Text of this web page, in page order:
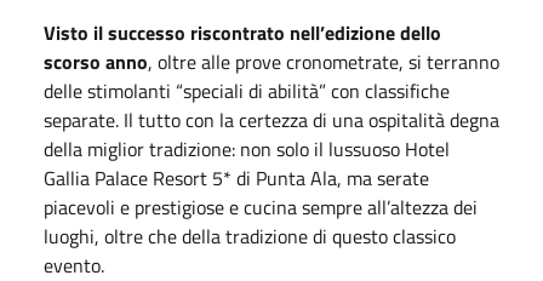
Visto il successo riscontrato nell’edizione dello
scorso anno, oltre alle prove cronometrate, si terranno
delle stimolanti “speciali di abilità” con classifiche
separate. Il tutto con la certezza di una ospitalità degna
della miglior tradizione: non solo il lussuoso Hotel
Gallia Palace Resort 5* di Punta Ala, ma serate
piacevoli e prestigiose e cucina sempre all’altezza dei
luoghi, oltre che della tradizione di questo classico
evento.